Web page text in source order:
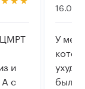
ЦМРТ
и
с
У
было